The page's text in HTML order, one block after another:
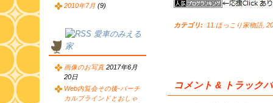
カテゴリ: 11.ほっこり家物語,
コメント & トラック
2010年7月 (9)
愛車のみえる
家
画像のお写真 2017年6月
20日
Web内覧会その後-バーチ
カルブラインドとおしゃ